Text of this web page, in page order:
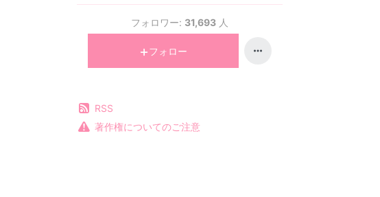
フォロワー: 31,693 人
フォロー
RSS
著作権についてのご注意